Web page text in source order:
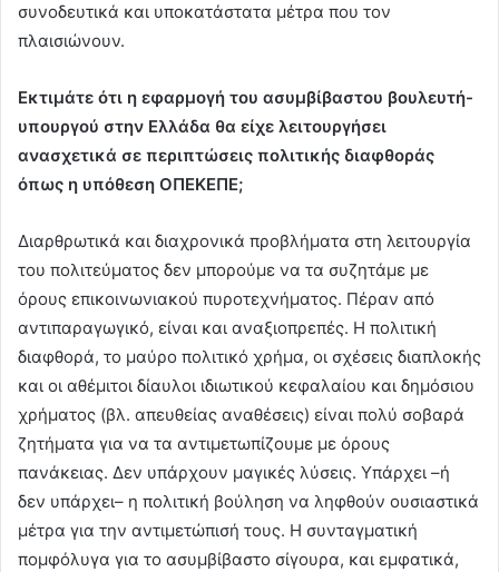
συνοδευτικά και υποκατάστατα μέτρα που τον
πλαισιώνουν.
Εκτιμάτε ότι η εφαρμογή του ασυμβίβαστου βουλευτή-
υπουργού στην Ελλάδα θα είχε λειτουργήσει
ανασχετικά σε περιπτώσεις πολιτικής διαφθοράς
όπως η υπόθεση ΟΠΕΚΕΠΕ;
Διαρθρωτικά και διαχρονικά προβλήματα στη λειτουργία
του πολιτεύματος δεν μπορούμε να τα συζητάμε με
όρους επικοινωνιακού πυροτεχνήματος. Πέραν από
αντιπαραγωγικό, είναι και αναξιοπρεπές. Η πολιτική
διαφθορά, το μαύρο πολιτικό χρήμα, οι σχέσεις διαπλοκής
και οι αθέμιτοι δίαυλοι ιδιωτικού κεφαλαίου και δημόσιου
χρήματος (βλ. απευθείας αναθέσεις) είναι πολύ σοβαρά
ζητήματα για να τα αντιμετωπίζουμε με όρους
πανάκειας. Δεν υπάρχουν μαγικές λύσεις. Υπάρχει –ή
δεν υπάρχει– η πολιτική βούληση να ληφθούν ουσιαστικά
μέτρα για την αντιμετώπισή τους. Η συνταγματική
πομφόλυγα για το ασυμβίβαστο σίγουρα, και εμφατικά,